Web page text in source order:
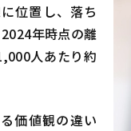
位置し、落ち
年時点の離
人あたり約
価値観の違い